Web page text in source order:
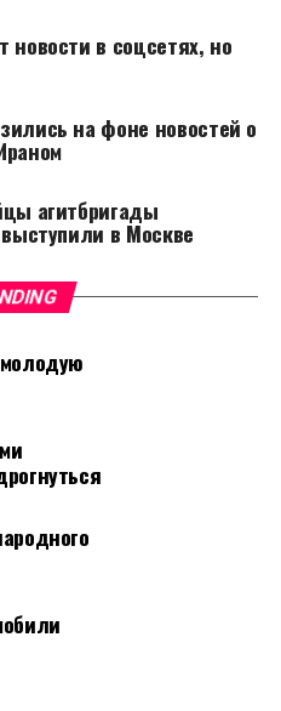
задержаны и в
перед судом.
в конце августа,
нанесли
Семейства в
подписали
погодной
за шторма «Джерри»
в соцсетях, но
на фоне новостей о
агитбригады
в Москве